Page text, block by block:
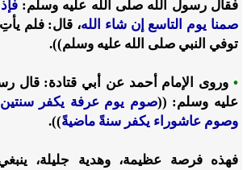
فقال رسول الله صلى الله عليه وسلم:
صمنا يوم التاسع إن شاء الله، قال: فلم
توفي النبي صلى الله عليه وسلم)).
• وروى الإمام أحمد عن أبي قتادة: قال
عليه وسلم: ((صوم يوم عرفة يكفر سنتين
وصوم عاشوراء يكفر سنةً ماضيةً)).
فهذه فرصة عظيمة، وهدية جليلة،